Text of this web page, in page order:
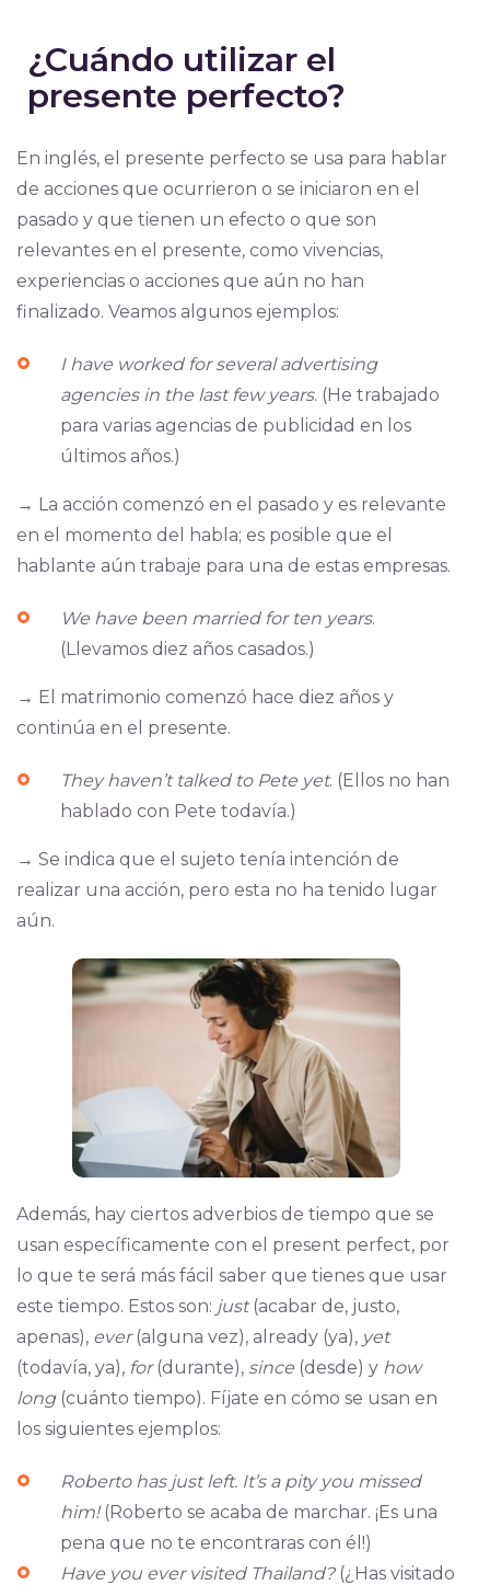
¿Cuándo utilizar el
presente perfecto?
En inglés, el presente perfecto se usa para hablar
de acciones que ocurrieron o se iniciaron en el
pasado y que tienen un efecto o que son
relevantes en el presente, como vivencias,
experiencias o acciones que aún no han
finalizado. Veamos algunos ejemplos:
I have worked for several advertising
agencies in the last few years. (He trabajado
para varias agencias de publicidad en los
últimos años.)
→ La acción comenzó en el pasado y es relevante
en el momento del habla; es posible que el
hablante aún trabaje para una de estas empresas.
We have been married for ten years.
(Llevamos diez años casados.)
→ El matrimonio comenzó hace diez años y
continúa en el presente.
They haven’t talked to Pete yet. (Ellos no han
hablado con Pete todavía.)
→ Se indica que el sujeto tenía intención de
realizar una acción, pero esta no ha tenido lugar
aún.
Además, hay ciertos adverbios de tiempo que se
usan específicamente con el present perfect, por
lo que te será más fácil saber que tienes que usar
este tiempo. Estos son: just(acabar de, justo,
apenas), ever(alguna vez), already (ya), yet
(todavía, ya), for(durante), since(desde) y how
long(cuánto tiempo). Fíjate en cómo se usan en
los siguientes ejemplos:
Roberto has just left. It’s a pity you missed
him!(Roberto se acaba de marchar. ¡Es una
pena que no te encontraras con él!)
Have you ever visited Thailand?(¿Has visitado